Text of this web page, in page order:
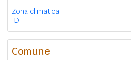
Zona climatica
D
Comune